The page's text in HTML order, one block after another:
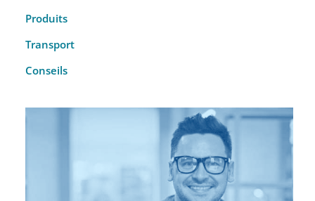
Produits
Transport
Conseils